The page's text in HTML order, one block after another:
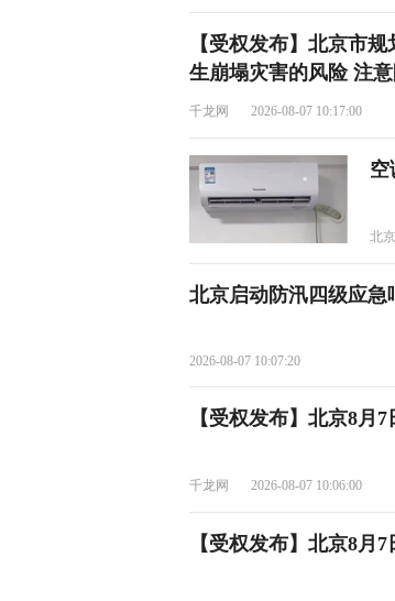
【受权发布】北京市
生崩塌灾害的风险 注
千龙网 2026-08-07 10:17:00
空
北
北京启动防汛四级应急
2026-08-07 10:07:20
【受权发布】北京8月
千龙网 2026-08-07 10:06:00
【受权发布】北京8月